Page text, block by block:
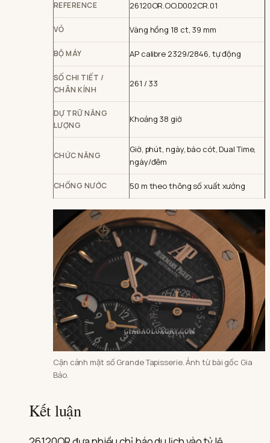
REFERENCE 26120OR.OO.D002CR.01
VỎ Vàng hồng 18 ct, 39 mm
BỘ MÁY AP calibre 2329/2846, tự động
SỐ CHI TIẾT /
CHÂN KÍNH
261 / 33
DỰ TRỮ NĂNG
LƯỢNG
Khoảng 38 giờ
CHỨC NĂNG
Giờ, phút, ngày, báo cót, Dual Time,
ngày/đêm
CHỐNG NƯỚC 50 m theo thông số xuất xưởng
Cận cảnh mặt số Grande Tapisserie. Ảnh từ bài gốc Gia
Bảo.
Kết luận